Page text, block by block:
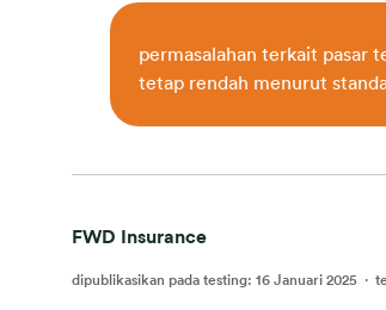
permasalahan terkait pasar
tetap rendah menurut
FWD Insurance
dipublikasikan pada testing: 16 Januari 2025 ·